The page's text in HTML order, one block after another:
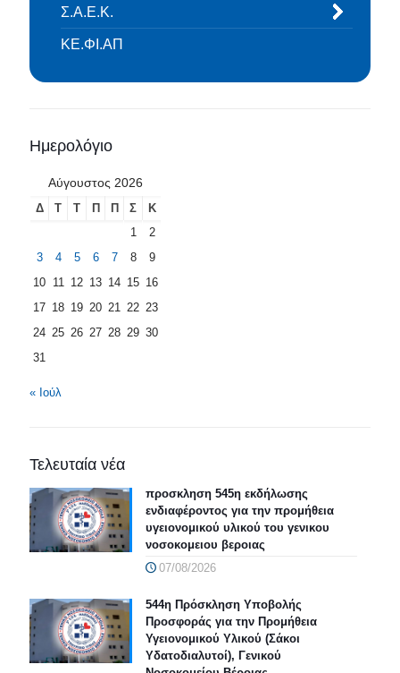
Σ.Α.Ε.Κ.
ΚΕ.ΦΙ.ΑΠ
Ημερολόγιο
Αύγουστος 2026
Δ Τ Τ Π Π Σ
Κ
1
2
3
4 5 6 7 8
9
10 11 12 13 14 15 16
17 18 19 20 21 22 23
24 25 26 27 28 29 30
31
« Ιούλ
Τελευταία νέα
προσκληση 545η εκδήλωσης
ενδιαφέροντος για την προμήθεια
υγειονομικού υλικού του γενικου
νοσοκομειου βεροιας
07/08/2026
544η Πρόσκληση Υποβολής
Προσφοράς για την Προμήθεια
Υγειονομικού Υλικού (Σάκοι
Υδατοδιαλυτοί), Γενικού